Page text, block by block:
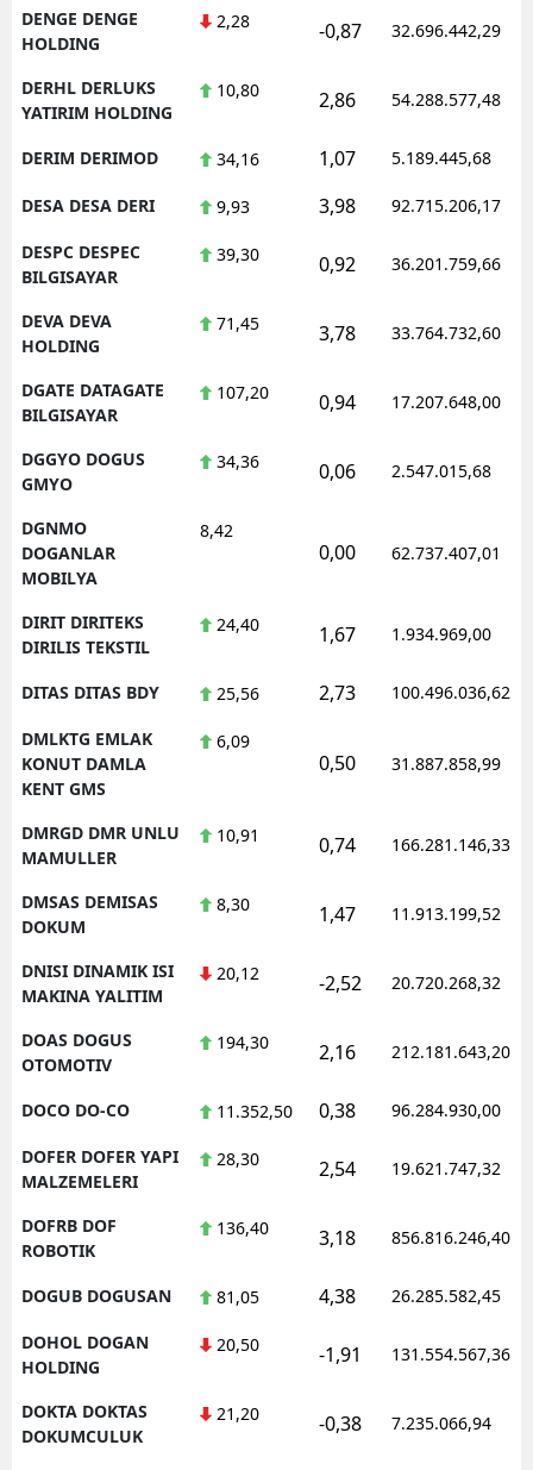
DENGE DENGE
HOLDING
2,28 -0,87 32.696.442,29
DERHL DERLUKS
YATIRIM HOLDING
10,80 2,86 54.288.577,48
DERIM DERIMOD 34,16 1,07 5.189.445,68
DESA DESA DERI 9,93 3,98 92.715.206,17
DESPC DESPEC
BILGISAYAR
39,30 0,92 36.201.759,66
DEVA DEVA
HOLDING
71,45 3,78 33.764.732,60
DGATE DATAGATE
BILGISAYAR
107,20 0,94 17.207.648,00
DGGYO DOGUS
GMYO
34,36 0,06 2.547.015,68
DGNMO
DOGANLAR
MOBILYA
8,42
0,00 62.737.407,01
DIRIT DIRITEKS
DIRILIS TEKSTIL
24,40 1,67 1.934.969,00
DITAS DITAS BDY 25,56 2,73 100.496.036,62
DMLKTG EMLAK
KONUT DAMLA
KENT GMS
6,09
0,50 31.887.858,99
DMRGD DMR UNLU
MAMULLER
10,91 0,74 166.281.146,33
DMSAS DEMISAS
DOKUM
8,30 1,47 11.913.199,52
DNISI DINAMIK ISI
MAKINA YALITIM
20,12 -2,52 20.720.268,32
DOAS DOGUS
OTOMOTIV
194,30 2,16 212.181.643,20
DOCO DO-CO 11.352,50 0,38 96.284.930,00
DOFER DOFER YAPI
MALZEMELERI
28,30 2,54 19.621.747,32
DOFRB DOF
ROBOTIK
136,40 3,18 856.816.246,40
DOGUB DOGUSAN 81,05 4,38 26.285.582,45
DOHOL DOGAN
HOLDING
20,50 -1,91 131.554.567,36
DOKTA DOKTAS
DOKUMCULUK
21,20 -0,38 7.235.066,94